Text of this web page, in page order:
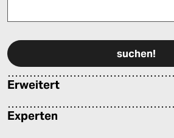
Erweitert
Experten